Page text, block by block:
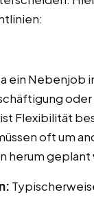
ein Nebenjob
oder
Flexibilität
oft um
herum geplant